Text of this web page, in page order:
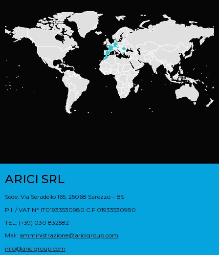
ARICI SRL
Sede: Via Seradello 165, 25068 Sarezzo – BS
P.I. / VAT N° IT01933530980 C.F 01933530980
TEL. (+39) 030 832582
Mail: amministrazione@aricigroup.com
info@aricigroup.com